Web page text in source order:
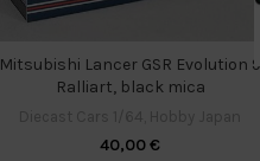
Mitsubishi Lancer GSR Evolution 9
Ralliart, black mica
40,00€